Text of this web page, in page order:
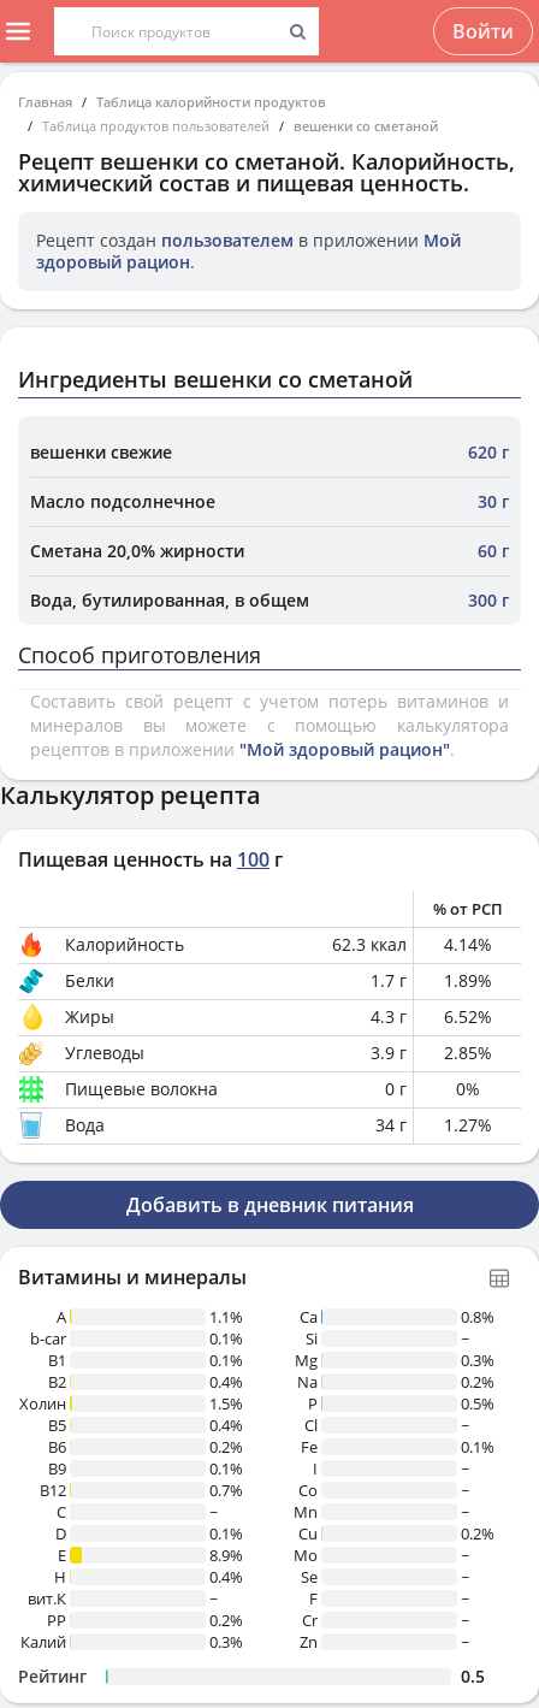
Войти
Главная
Таблица калорийности продуктов
Таблица продуктов пользователей
вешенки со сметаной
Рецепт вешенки со сметаной. Калорийность,
химический состав и пищевая ценность.
Рецепт создан пользователем в приложении Мой
здоровый рацион.
Ингредиенты вешенки со сметаной
вешенки свежие 620 г
Масло подсолнечное 30 г
Сметана 20,0% жирности 60 г
Вода, бутилированная, в общем 300 г
Способ приготовления
Составить свой рецепт с учетом потерь витаминов и
минералов вы можете с помощью калькулятора
рецептов в приложении "Мой здоровый рацион".
Калькулятор рецепта
Пищевая ценность на 100 г
% от РСП
Калорийность 62.3 ккал 4.14%
Белки
1.7 г 1.89%
Жиры
4.3 г 6.52%
Углеводы
3.9 г 2.85%
Пищевые волокна
0 г 0%
Вода
34 г 1.27%
Добавить в дневник питания
Витамины и минералы
A
1.1%
b-car
0.1%
В1
0.1%
B2
0.4%
Холин
1.5%
B5
0.4%
B6
0.2%
B9
0.1%
B12
0.7%
C
~
D
0.1%
E
8.9%
H
0.4%
вит.К
~
PP
0.2%
Калий
0.3%
Ca
0.8%
Si
~
Mg
0.3%
Na
0.2%
P
0.5%
Cl
~
Fe
0.1%
I
~
Co
~
Mn
~
Cu
0.2%
Mo
~
Se
~
F
~
Cr
~
Zn
~
Рейтинг 0.5